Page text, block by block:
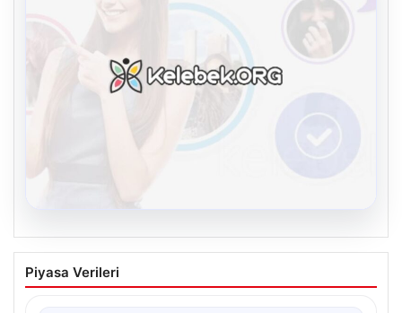
Kelebek sohbet platformu İle Sanal
İletişimin Sertifikalı Adresi Ve Chat
Piyasa Verileri